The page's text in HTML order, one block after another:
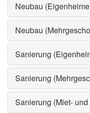
Neubau
Neubau
Sanierung
Sanierung
Sanierung (Miet-